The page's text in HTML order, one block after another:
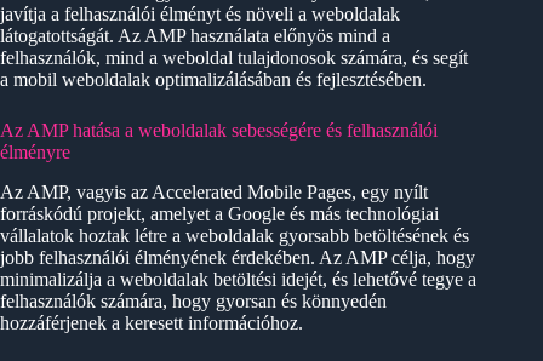
javítja a felhasználói élményt és növeli a weboldalak
látogatottságát. Az AMP használata előnyös mind a
felhasználók, mind a weboldal tulajdonosok számára, és segít
a mobil weboldalak optimalizálásában és fejlesztésében.
Az AMP hatása a weboldalak sebességére és felhasználói
élményre
Az AMP, vagyis az Accelerated Mobile Pages, egy nyílt
forráskódú projekt, amelyet a Google és más technológiai
vállalatok hoztak létre a weboldalak gyorsabb betöltésének és
jobb felhasználói élményének érdekében. Az AMP célja, hogy
minimalizálja a weboldalak betöltési idejét, és lehetővé tegye a
felhasználók számára, hogy gyorsan és könnyedén
hozzáférjenek a keresett információhoz.